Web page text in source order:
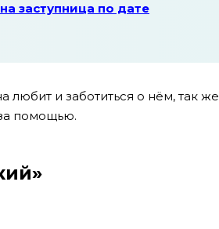
заступница по дате
и заботиться о нём, так же
помощью.